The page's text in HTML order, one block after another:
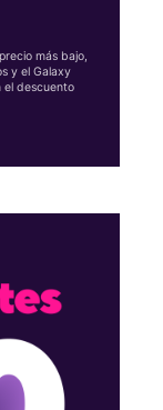
más bajo,
y el Galaxy
el descuento